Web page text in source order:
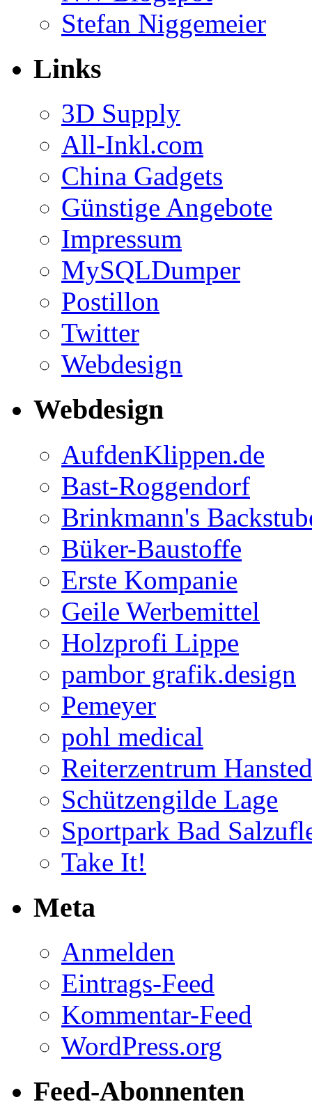
Stefan Niggemeier
Links
3D Supply
All-Inkl.com
China Gadgets
Günstige Angebote
Impressum
MySQLDumper
Postillon
Twitter
Webdesign
Webdesign
AufdenKlippen.de
Bast-Roggendorf
Brinkmann's
Büker-Baustoffe
Erste Kompanie
Geile Werbemittel
Holzprofi Lippe
pambor grafik.design
Pemeyer
pohl medical
Reiterzentrum
Schützengilde Lage
Sportpark Bad
Take It!
Meta
Anmelden
Eintrags-Feed
Kommentar-Feed
WordPress.org
Feed-Abonnenten